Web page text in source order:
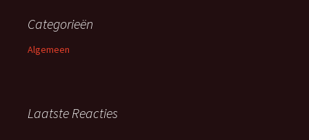
Categorieën
Algemeen
Laatste Reacties